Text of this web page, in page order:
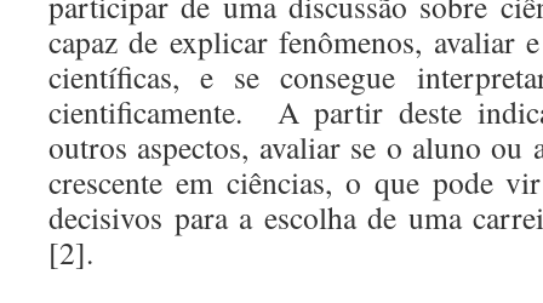
capaz de explicar fenômenos, avaliar
científicas, e se consegue
cientificamente. A partir deste
outros aspectos, avaliar se o aluno ou
crescente em ciências, o que pode
decisivos para a escolha de uma
[2].